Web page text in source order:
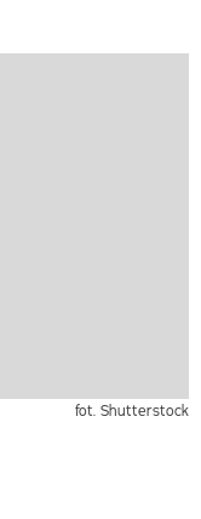
fot. Shutterstock